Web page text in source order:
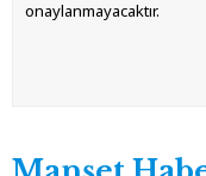
onaylanmayacaktır.